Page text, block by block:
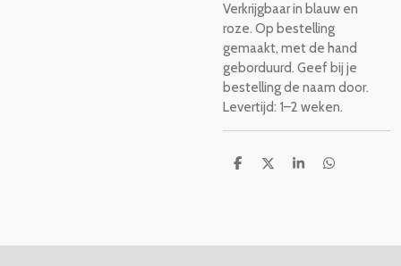
Verkrijgbaar in blauw en
roze. Op bestelling
gemaakt, met de hand
geborduurd. Geef bij je
bestelling de naam door.
Levertijd: 1–2 weken.
D
D
S
D